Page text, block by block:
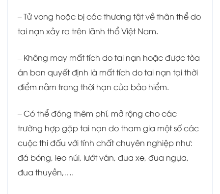
– Tử vong hoặc bị các thương tật về thân thể do
tai nạn xảy ra trên lãnh thổ Việt Nam.
– Không may mất tích do tai nạn hoặc được tòa
án ban quyết định là mất tích do tai nạn tại thời
điểm nằm trong thời hạn của bảo hiểm.
– Có thể đóng thêm phí, mở rộng cho các
trường hợp gặp tai nạn do tham gia một số các
cuộc thi đấu với tính chất chuyên nghiệp như:
đá bóng, leo núi, lướt ván, đua xe, đua ngựa,
đua thuyền,….